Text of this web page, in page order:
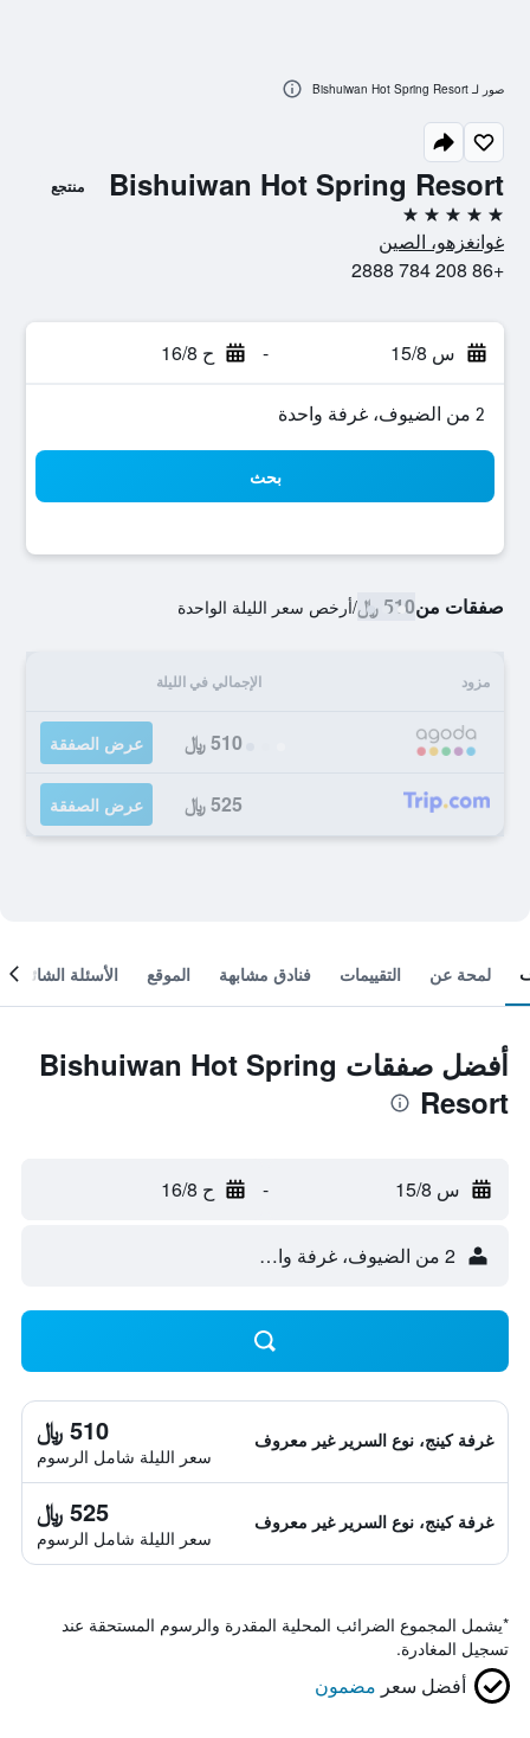
Bishuiwan Hot Spring Resort منتجع
5 نجوم
غوانغزهو، الصين
+86 208 784 2888
س 15/8 - ح 16/8
2 من الضيوف، غرفة واحدة
بحث
صفقات من510 ﷼ /أرخص سعر الليلة الواحدة
مزود الإجمالي في الليلة
510 ﷼ عرض الصفقة
525 ﷼ عرض الصفقة
صور لـ Bishuiwan Hot Spring Resort
لمحة عن التقييمات فنادق مشابهة الموقع الأسئلة الشائعة
أفضل صفقات Bishuiwan Hot Spring
Resort
س 15/8 - ح 16/8
2 من الضيوف، غرفة واحدة
غرفة كينج، نوع السرير غير معروف 510 ﷼
سعر الليلة شامل الرسوم
غرفة كينج، نوع السرير غير معروف 525 ﷼
سعر الليلة شامل الرسوم
*يشمل المجموع الضرائب المحلية المقدرة والرسوم المستحقة عند
تسجيل المغادرة.
أفضل سعر مضمون